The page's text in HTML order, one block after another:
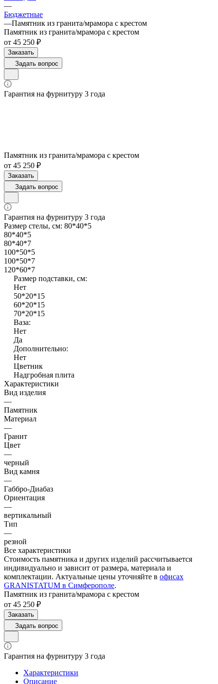
—
Бюджетные
—Памятник из гранита/мрамора с крестом
Памятник из гранита/мрамора с крестом
от 45 250 ₽
Заказать
Задать вопрос
Гарантия на фурнитуру 3 года
Памятник из гранита/мрамора с крестом
от 45 250 ₽
Заказать
Задать вопрос
Гарантия на фурнитуру 3 года
Размер стелы, см: 80*40*5
80*40*5
80*40*7
100*50*5
100*50*7
120*60*7
Размер подставки, см:
Нет
50*20*15
60*20*15
70*20*15
Ваза:
Нет
Да
Дополнительно:
Нет
Цветник
Надгробная плита
Характеристики
Вид изделия
—
Памятник
Материал
—
Гранит
Цвет
—
черный
Вид камня
—
Габбро-Диабаз
Ориентация
—
вертикальный
Тип
—
резной
Все характеристики
Стоимость памятника и других изделий рассчитывается
индивидуально и зависит от размера, материала и
комплектации. Актуальные цены уточняйте в офисах
GRANISTATUM в Симферополе.
Памятник из гранита/мрамора с крестом
от 45 250 ₽
Заказать
Задать вопрос
Гарантия на фурнитуру 3 года
Характеристики
Описание